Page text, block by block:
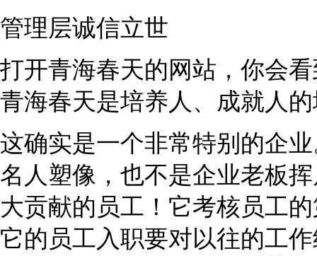
管理层诚信立世
打开青海春天的网站，你会
青海春天是培养人、成就人
这确实是一个非常特别的企
名人塑像，也不是企业老板
大贡献的员工！它考核员工
它的员工入职要对以往的工